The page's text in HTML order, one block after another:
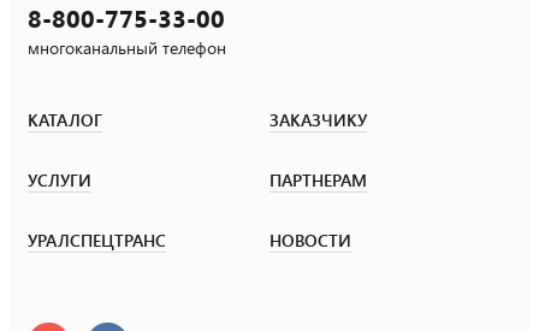
8-800-775-33-00
многоканальный телефон
КАТАЛОГ ЗАКАЗЧИКУ
УСЛУГИ ПАРТНЕРАМ
УРАЛСПЕЦТРАНС НОВОСТИ